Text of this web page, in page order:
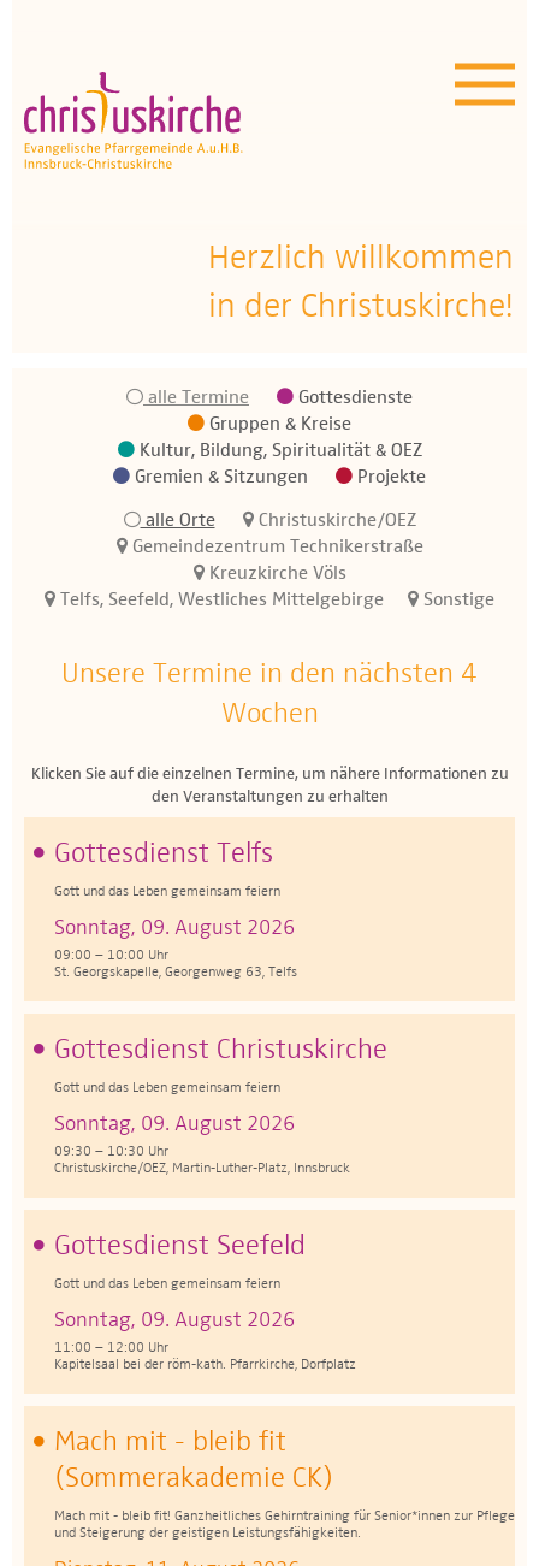
Unser Angebot
OEZ
Wissenswertes
Kontakt
Herzlich willkommen
in der Christuskirche!
alle Termine
Gottesdienste
Gruppen & Kreise
Kultur, Bildung, Spiritualität & OEZ
Gremien & Sitzungen
Projekte
alle Orte
Christuskirche/OEZ
Gemeindezentrum Technikerstraße
Kreuzkirche Völs
Telfs, Seefeld, Westliches Mittelgebirge
Sonstige
Unsere Termine in den nächsten 4
Wochen
Klicken Sie auf die einzelnen Termine, um nähere Informationen zu
den Veranstaltungen zu erhalten
Gottesdienst Telfs
Gott und das Leben gemeinsam feiern
Sonntag, 09. August 2026
09:00 – 10:00 Uhr
St. Georgskapelle, Georgenweg 63, Telfs
Gottesdienst Christuskirche
Gott und das Leben gemeinsam feiern
Sonntag, 09. August 2026
09:30 – 10:30 Uhr
Christuskirche/OEZ, Martin-Luther-Platz, Innsbruck
Gottesdienst Seefeld
Gott und das Leben gemeinsam feiern
Sonntag, 09. August 2026
11:00 – 12:00 Uhr
Kapitelsaal bei der röm-kath. Pfarrkirche, Dorfplatz
Mach mit - bleib fit
(Sommerakademie CK)
Mach mit - bleib fit! Ganzheitliches Gehirntraining für Senior*innen zur Pflege
und Steigerung der geistigen Leistungsfähigkeiten.